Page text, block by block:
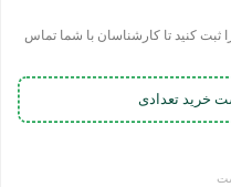
ثبت کنید تا کارشناسان با شما تماس
خرید تعدادی